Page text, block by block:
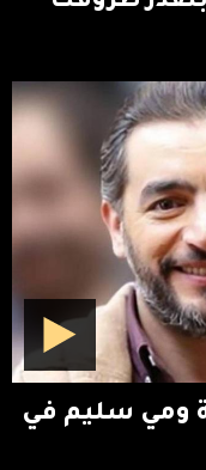
ومي سليم في